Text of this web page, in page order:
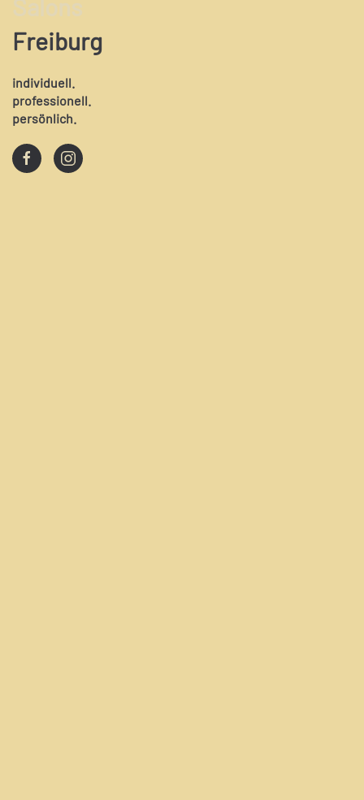
Freiburg
individuell.
professionell.
persönlich.